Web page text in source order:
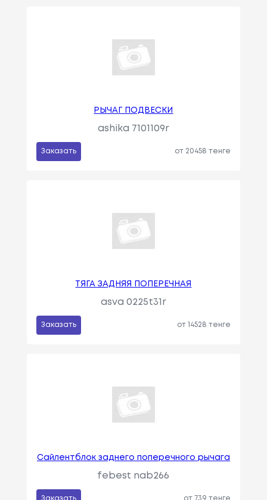
РЫЧАГ ПОДВЕСКИ
ashika 7101109r
Заказать от 20458 тенге
ТЯГА ЗАДНЯЯ ПОПЕРЕЧНАЯ
asva 0225t31r
Заказать от 14528 тенге
Сайлентблок заднего поперечного рычага
febest nab266
Заказать от 739 тенге